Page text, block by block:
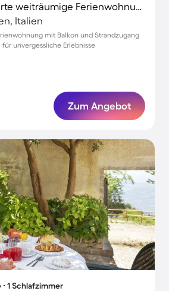
Familienorientierte weiträumige Ferienwohnung | Nah am Strand
Italien
mit Balkon und Strandzugang
unvergessliche Erlebnisse
Zum Angebot
1 Schlafzimmer